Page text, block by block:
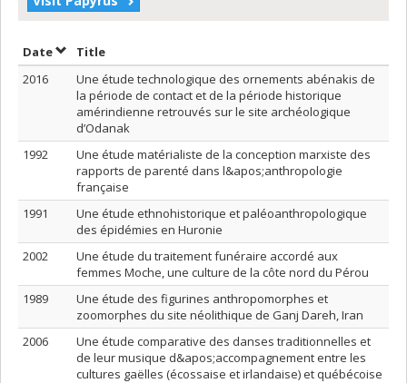
DateSort by date in descending order
Title
2016
Une étude technologique des ornements abénakis de
la période de contact et de la période historique
amérindienne retrouvés sur le site archéologique
d’Odanak
1992
Une étude matérialiste de la conception marxiste des
rapports de parenté dans l&apos;anthropologie
française
1991
Une étude ethnohistorique et paléoanthropologique
des épidémies en Huronie
2002
Une étude du traitement funéraire accordé aux
femmes Moche, une culture de la côte nord du Pérou
1989
Une étude des figurines anthropomorphes et
zoomorphes du site néolithique de Ganj Dareh, Iran
2006
Une étude comparative des danses traditionnelles et
de leur musique d&apos;accompagnement entre les
cultures gaëlles (écossaise et irlandaise) et québécoise